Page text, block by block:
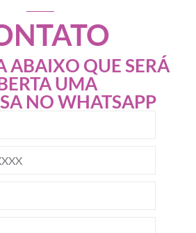
ABAIXO QUE SERÁ
UMA
NO WHATSAPP